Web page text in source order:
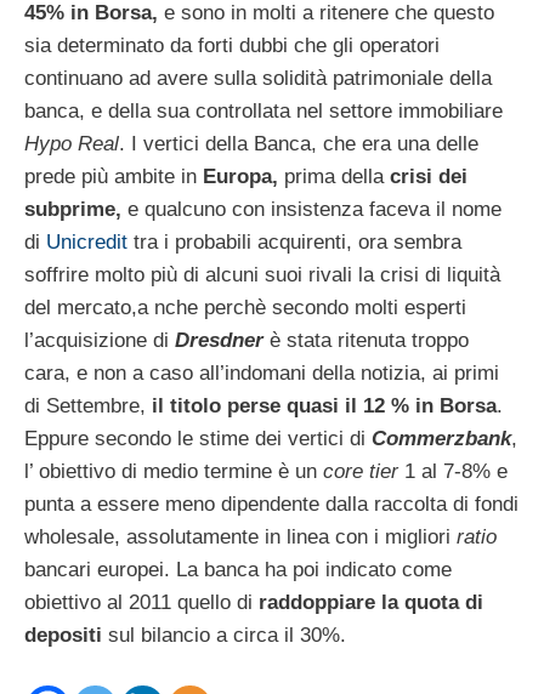
45% in Borsa, e sono in molti a ritenere che questo
sia determinato da forti dubbi che gli operatori
continuano ad avere sulla solidità patrimoniale della
banca, e della sua controllata nel settore immobiliare
Hypo Real. I vertici della Banca, che era una delle
prede più ambite in Europa, prima della crisi dei
subprime, e qualcuno con insistenza faceva il nome
di Unicredit tra i probabili acquirenti, ora sembra
soffrire molto più di alcuni suoi rivali la crisi di liquità
del mercato,a nche perchè secondo molti esperti
l’acquisizione di Dresdner è stata ritenuta troppo
cara, e non a caso all’indomani della notizia, ai primi
di Settembre, il titolo perse quasi il 12 % in Borsa.
Eppure secondo le stime dei vertici di Commerzbank,
l’ obiettivo di medio termine è un core tier1 al 7-8% e
punta a essere meno dipendente dalla raccolta di fondi
wholesale, assolutamente in linea con i migliori ratio
bancari europei. La banca ha poi indicato come
obiettivo al 2011 quello di raddoppiare la quota di
depositi sul bilancio a circa il 30%.